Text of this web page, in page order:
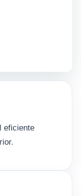
eficiente